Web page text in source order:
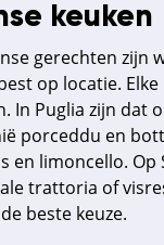
keuken
gerechten zijn
op locatie.
In Puglia zijn dat
porceddu en
en limoncello. Op
trattoria of
beste keuze.